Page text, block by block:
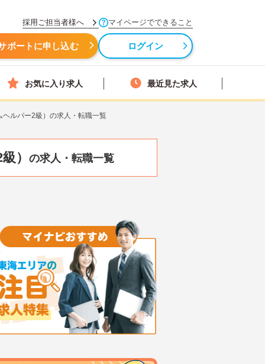
採用ご担当者様へ マイページでできること
ポートに申し込む ログイン
お気に入り求人 最近見た求人
ルパー2級）の求人・転職一覧
） の求人・転職一覧